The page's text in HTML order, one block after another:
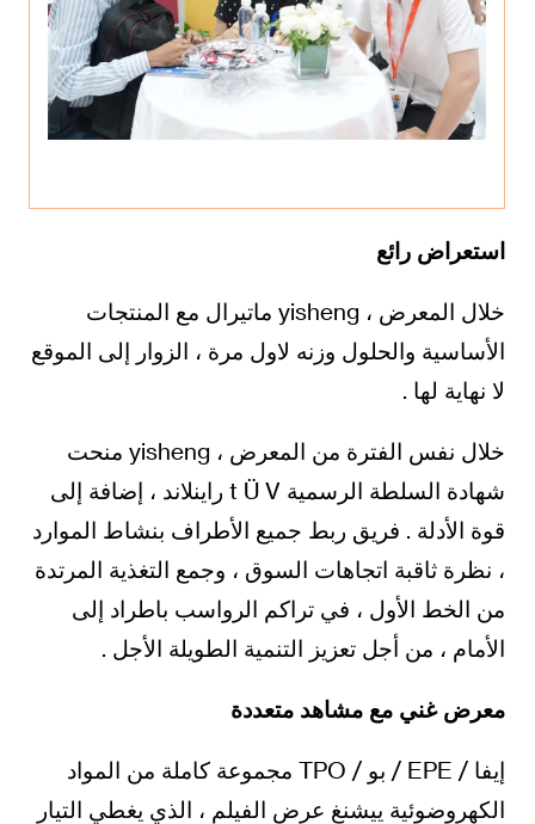
استعراض رائع
خلال المعرض ، yisheng ماتيرال مع المنتجات
الأساسية والحلول وزنه لاول مرة ، الزوار إلى الموقع
لا نهاية لها .
خلال نفس الفترة من المعرض ، yisheng منحت
شهادة السلطة الرسمية t Ü V راينلاند ، إضافة إلى
قوة الأدلة . فريق ربط جميع الأطراف بنشاط الموارد
، نظرة ثاقبة اتجاهات السوق ، وجمع التغذية المرتدة
من الخط الأول ، في تراكم الرواسب باطراد إلى
الأمام ، من أجل تعزيز التنمية الطويلة الأجل .
معرض غني مع مشاهد متعددة
إيفا / EPE / بو / TPO مجموعة كاملة من المواد
الكهروضوئية ييشنغ عرض الفيلم ، الذي يغطي التيار